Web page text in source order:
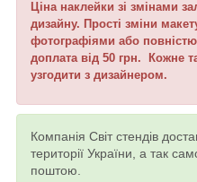
Ціна наклейки зі змінами
дизайну. Прості зміни
фотографіями або
доплата від 50 грн. Кожне
узгодити з дизайнером.
Компанія Світ стендів
території України, а так
поштою.